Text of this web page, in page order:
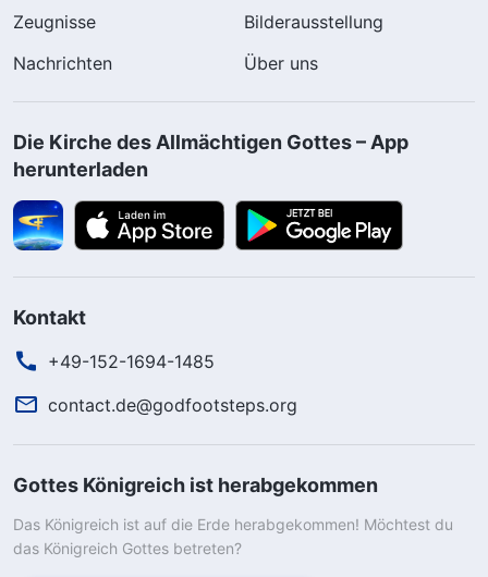
Zeugnisse
Bilderausstellung
Nachrichten
Über uns
Die Kirche des Allmächtigen Gottes – App
herunterladen
Kontakt
+49-152-1694-1485
contact.de@godfootsteps.org
Gottes Königreich ist herabgekommen
Das Königreich ist auf die Erde herabgekommen! Möchtest du
das Königreich Gottes betreten?